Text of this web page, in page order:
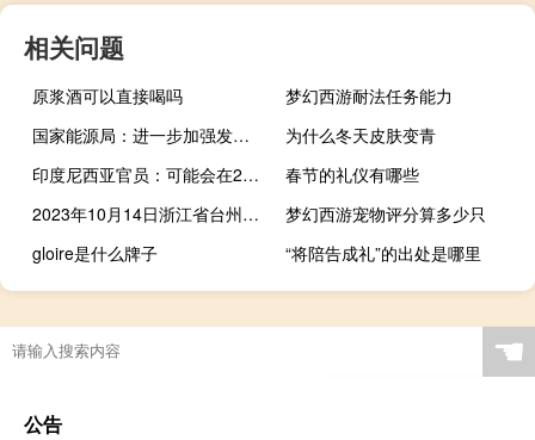
相关问题
原浆酒可以直接喝吗
梦幻西游耐法任务能力
国家能源局：进一步加强发电安全生产防范遏制各类事故发生
为什么冬天皮肤变青
印度尼西亚官员：可能会在2024年继续实施B35生物柴油政策
春节的礼仪有哪些
2023年10月14日浙江省台州市疫情大数据-今日/今天疫情全网搜索最新实时消息动态情况通知播报
梦幻西游宠物评分算多少只
gloire是什么牌子
“将陪告成礼”的出处是哪里
☚
公告